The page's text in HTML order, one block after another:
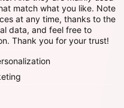
match what you like. Note
at any time, thanks to the
data, and feel free to
Thank you for your trust!